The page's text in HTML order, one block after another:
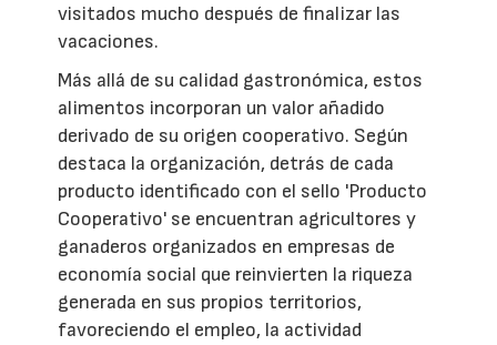
visitados mucho después de finalizar las
vacaciones.
Más allá de su calidad gastronómica, estos
alimentos incorporan un valor añadido
derivado de su origen cooperativo. Según
destaca la organización, detrás de cada
producto identificado con el sello 'Producto
Cooperativo' se encuentran agricultores y
ganaderos organizados en empresas de
economía social que reinvierten la riqueza
generada en sus propios territorios,
favoreciendo el empleo, la actividad